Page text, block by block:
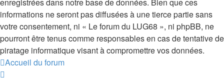
informations ne seront pas diffusées à une tierce partie sans
votre consentement, ni « Le forum du LUG68 », ni phpBB, ne
pourront être tenus comme responsables en cas de tentative de
piratage informatique visant à compromettre vos données.
Accueil du forum